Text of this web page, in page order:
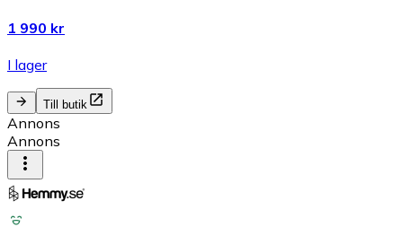
1 990 kr
I lager
Till butik
Annons
Annons